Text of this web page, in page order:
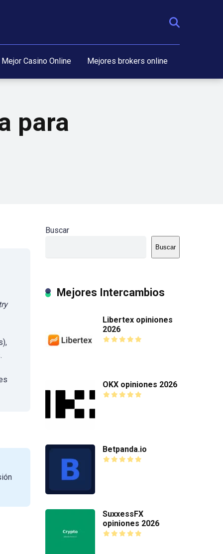
Mejor Casino Online Mejores brokers online
para
Buscar
Buscar
Mejores Intercambios
Libertex opiniones
2026
OKX opiniones 2026
Betpanda.io
SuxxessFX
opiniones 2026